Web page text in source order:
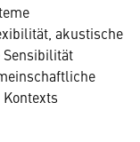
akustische